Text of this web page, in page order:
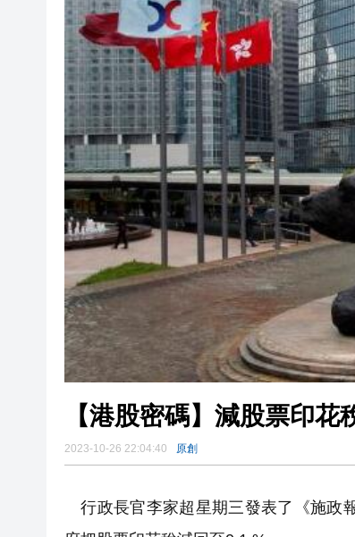
瀋陽鐵西校園閱讀活動
黎智英案｜吳良好：依
騰出更多時間專注做好
50餘位頂尖專家共話時
海南澄邁文儒煥新升級
梁振英率港區全國政協
2025年海南儋州以舊換
山東26戶省屬國企去年
瀋陽鐵西校園閱讀活動
【港股密碼】減股票印花
2023-10-26 22:04:40 原創
行政長官李家超星期三發表了《施政